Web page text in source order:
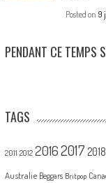
Posted on 9
PENDANT CE TEMPS
TAGS
2011 2012 20162017 2018
Australie Beggars Britpop